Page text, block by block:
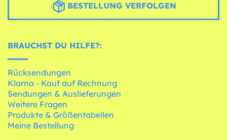
BESTELLUNG VERFOLGEN
BRAUCHST DU HILFE?:
Rücksendungen
Klarna - Kauf auf Rechnung
Sendungen & Auslieferungen
Weitere Fragen
Produkte & Größentabellen
Meine Bestellung